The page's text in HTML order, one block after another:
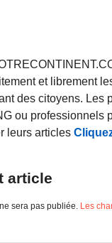
et librement
des citoyens. Les
ou professionnels
leurs articles
article
sera pas publiée. Les